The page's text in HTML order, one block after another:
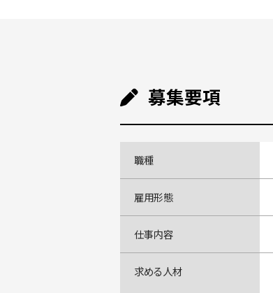
募集要項
職種
雇用形態
仕事内容
求める人材